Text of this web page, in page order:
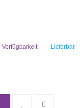
Verfügbarkeit: Lieferbar